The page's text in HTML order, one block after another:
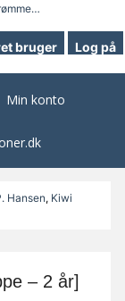
bruger Log på
Min konto
Hansen, Kiwi
– 2 år]